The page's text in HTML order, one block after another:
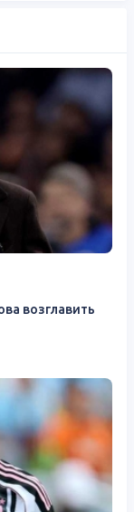
возглавить